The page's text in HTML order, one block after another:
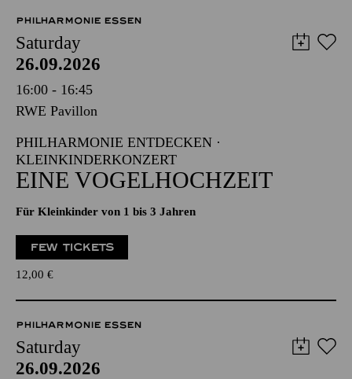
PHILHARMONIE ESSEN
Saturday
26.09.2026
16:00 - 16:45
RWE Pavillon
PHILHARMONIE ENTDECKEN ·
KLEINKINDERKONZERT
EINE VOGELHOCHZEIT
Für Kleinkinder von 1 bis 3 Jahren
FEW TICKETS
12,00 €
PHILHARMONIE ESSEN
Saturday
26.09.2026